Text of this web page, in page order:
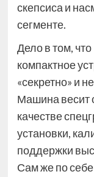
скепсиса и
сегменте.
Дело в том,
компактное
«секретно» и
Машина весит
качестве
установки,
поддержки
Сам же по